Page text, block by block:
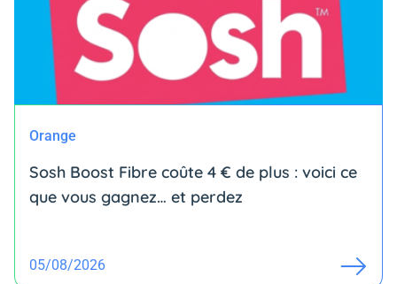
Orange
Sosh Boost Fibre coûte 4 € de plus : voici ce
que vous gagnez… et perdez
05/08/2026